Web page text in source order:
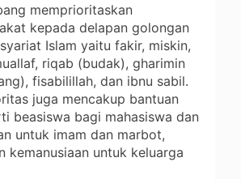
memprioritaskan
kepada delapan golongan
Islam yaitu fakir, miskin,
riqab (budak), gharimin
fisabilillah, dan ibnu sabil.
juga mencakup bantuan
beasiswa bagi mahasiswa dan
untuk imam dan marbot,
kemanusiaan untuk keluarga